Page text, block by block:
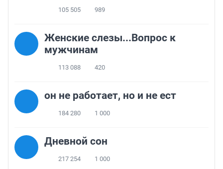
105 505 989
Женские слезы...Вопрос к
мужчинам
113 088 420
он не работает, но и не ест
184 280 1 000
Дневной сон
217 254 1 000